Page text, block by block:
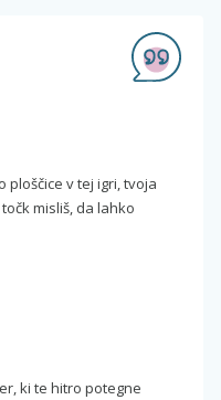
ploščice v tej igri, tvoja
misliš, da lahko
ki te hitro potegne